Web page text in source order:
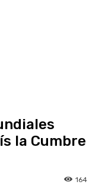
la Cumbre
164